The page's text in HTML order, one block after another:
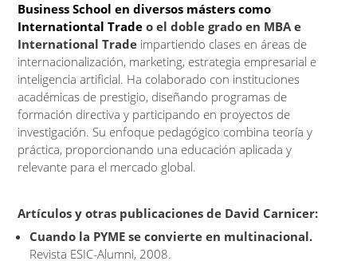
Business School en diversos másters como
Internationtal Trade o el doble grado en MBA e
International Trade impartiendo clases en áreas de
internacionalización, marketing, estrategia empresarial e
inteligencia artificial. Ha colaborado con instituciones
académicas de prestigio, diseñando programas de
formación directiva y participando en proyectos de
investigación. Su enfoque pedagógico combina teoría y
práctica, proporcionando una educación aplicada y
relevante para el mercado global.
Artículos y otras publicaciones de David Carnicer:
Cuando la PYME se convierte en multinacional.
Revista ESIC-Alumni, 2008.